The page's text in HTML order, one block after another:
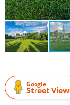
Google
Street View